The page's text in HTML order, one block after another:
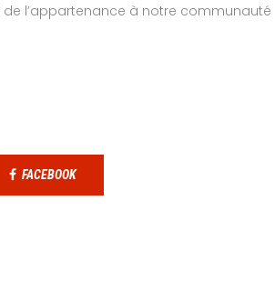
l’appartenance à notre communauté
FACEBOOK